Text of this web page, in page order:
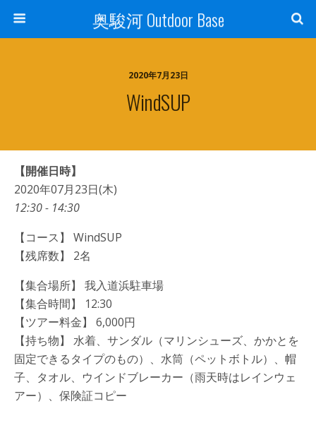
奥駿河 Outdoor Base
2020年7月23日
WindSUP
【開催日時】
2020年07月23日(木)
12:30 - 14:30
【コース】 WindSUP
【残席数】 2名
【集合場所】 我入道浜駐車場
【集合時間】 12:30
【ツアー料金】 6,000円
【持ち物】 水着、サンダル（マリンシューズ、かかとを
固定できるタイプのもの）、水筒（ペットボトル）、帽
子、タオル、ウインドブレーカー（雨天時はレインウェ
アー）、保険証コピー